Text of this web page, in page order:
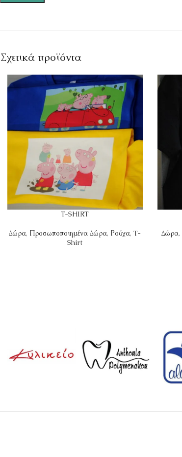
Σχετικά προϊόντα
T-SHIRT
Δώρα, Προσωποποιημένα Δώρα, Ρούχα,T-
Shirt
Δώρα,